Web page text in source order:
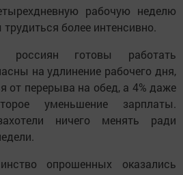
рабочую неделю
более интенсивно.
россиян готовы работать
на удлинение рабочего дня,
от перерыва на обед, а 4% даже
уменьшение зарплаты.
ничего менять ради
опрошенных оказались